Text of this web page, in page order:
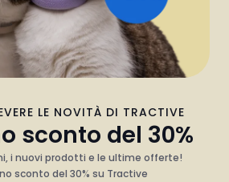
LE NOVITÀ DI TRACTIVE
sconto del 30%
i nuovi prodotti e le ultime offerte!
casella e-mail.
hai?
Entrambi